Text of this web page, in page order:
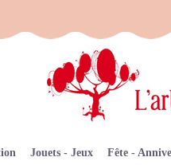
Jouets - Jeux Fête -